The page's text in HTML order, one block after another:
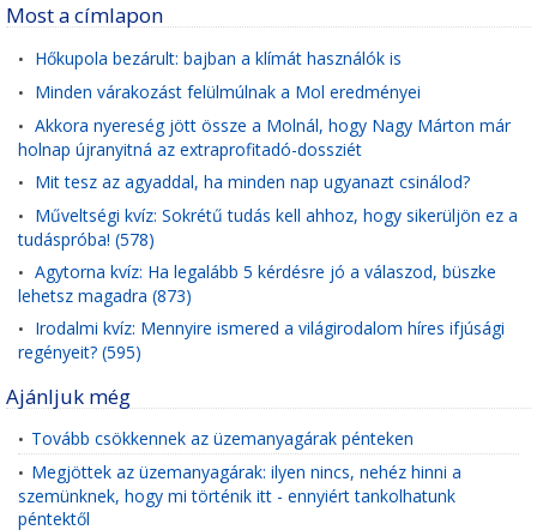
Most a címlapon
• Hőkupola bezárult: bajban a klímát használók is
• Minden várakozást felülmúlnak a Mol eredményei
• Akkora nyereség jött össze a Molnál, hogy Nagy Márton már
holnap újranyitná az extraprofitadó-dossziét
• Mit tesz az agyaddal, ha minden nap ugyanazt csinálod?
• Műveltségi kvíz: Sokrétű tudás kell ahhoz, hogy sikerüljön ez a
tudáspróba! (578)
• Agytorna kvíz: Ha legalább 5 kérdésre jó a válaszod, büszke
lehetsz magadra (873)
• Irodalmi kvíz: Mennyire ismered a világirodalom híres ifjúsági
regényeit? (595)
Ajánljuk még
• Tovább csökkennek az üzemanyagárak pénteken
• Megjöttek az üzemanyagárak: ilyen nincs, nehéz hinni a
szemünknek, hogy mi történik itt - ennyiért tankolhatunk
péntektől